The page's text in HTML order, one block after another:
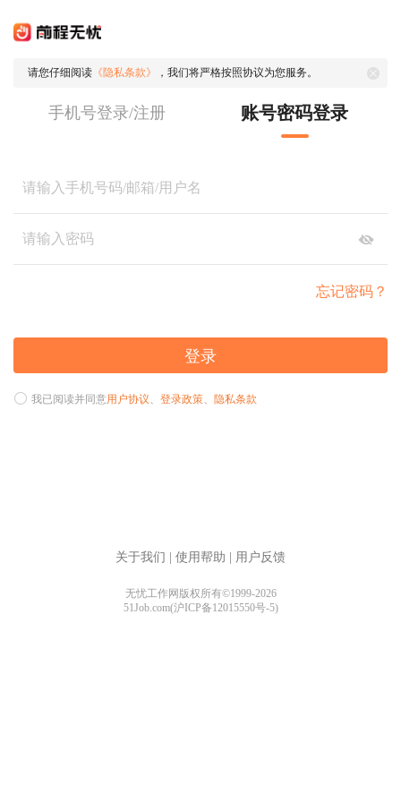
请您仔细阅读 《隐私条款》 ，我们将严格按照协议为您服务。
手机号登录/注册 账号密码登录
忘记密码？
登录
我已阅读并同意用户协议、 登录政策、 隐私条款
关于我们 使用帮助 用户反馈
无忧工作网版权所有©1999-2026
51Job.com(沪ICP备12015550号-5)